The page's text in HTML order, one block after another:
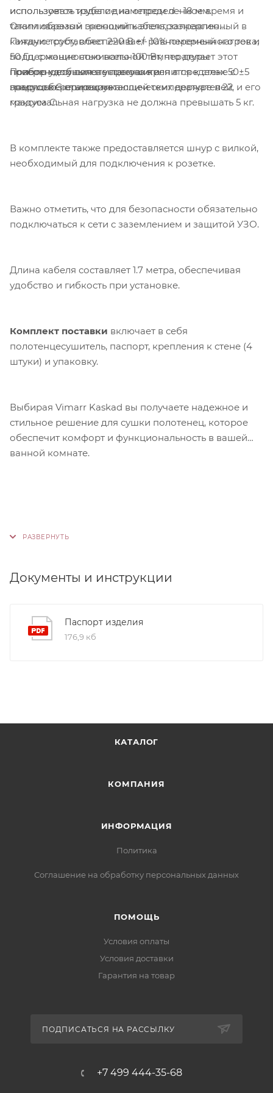
используется труба с диаметром d - 18 мм.
Отапливаемый греющий кабель, заправленный в
каждую трубу, обеспечивает равномерный нагрев и
поддержание номинальной температуры
поверхности полотенцесушителя в пределах 50±5
градусов C при окружающей температуре в 22
градуса C.
использовать изделие на определенное время и
таким образом экономить электроэнергию.
Питание составляет 220 В +/- 10% переменного тока,
50 Гц, с мощностью всего 100 Вт, что делает этот
прибор удобным в установке и
энергосберегающим.
Полотенцесушитель прочно крепится к стене с
помощью четырех металлических держателей, и его
максимальная нагрузка не должна превышать 5 кг.
В комплекте также предоставляется шнур с вилкой,
необходимый для подключения к розетке.
Важно отметить, что для безопасности обязательно
подключаться к сети с заземлением и защитой УЗО.
Длина кабеля составляет 1.7 метра, обеспечивая
удобство и гибкость при установке.
Комплект поставки включает в себя
полотенцесушитель, паспорт, крепления к стене (4
штуки) и упаковку.
Выбирая Vimarr Kaskad вы получаете надежное и
стильное решение для сушки полотенец, которое
обеспечит комфорт и функциональность в вашей
ванной комнате.
Документы и инструкции
Паспорт изделия
176,9 кб
КАТАЛОГ
КОМПАНИЯ
ИНФОРМАЦИЯ
Политика
Соглашение на обработку персональных данных
ПОМОЩЬ
Условия оплаты
Условия доставки
Гарантия на товар
ПОДПИСАТЬСЯ НА РАССЫЛКУ
+7 499 444-35-68